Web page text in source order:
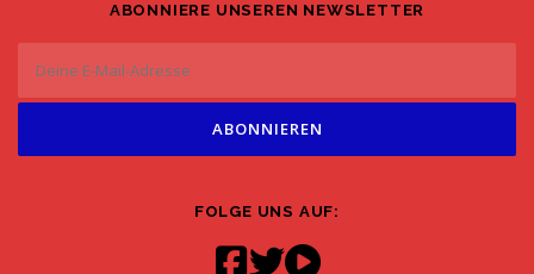
ABONNIERE UNSEREN NEWSLETTER
FOLGE UNS AUF: